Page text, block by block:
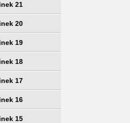
21
20
19
18
17
16
15